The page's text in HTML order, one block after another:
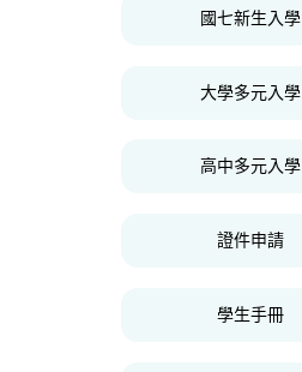
國七新生入學
大學多元入學
高中多元入學
證件申請
學生手冊